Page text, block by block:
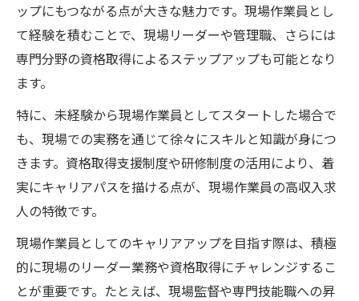
ップにもつながる点が大きな魅力です。現場作業員とし
て経験を積むことで、現場リーダーや管理職、さらには
専門分野の資格取得によるステップアップも可能となり
ます。
特に、未経験から現場作業員としてスタートした場合で
も、現場での実務を通じて徐々にスキルと知識が身につ
きます。資格取得支援制度や研修制度の活用により、着
実にキャリアパスを描ける点が、現場作業員の高収入求
人の特徴です。
現場作業員としてのキャリアアップを目指す際は、積極
的に現場のリーダー業務や資格取得にチャレンジするこ
とが重要です。たとえば、現場監督や専門技能職への昇